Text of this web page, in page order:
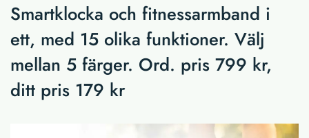
Smartklocka och fitnessarmband i
ett, med 15 olika funktioner. Välj
mellan 5 färger. Ord. pris 799 kr,
ditt pris 179 kr